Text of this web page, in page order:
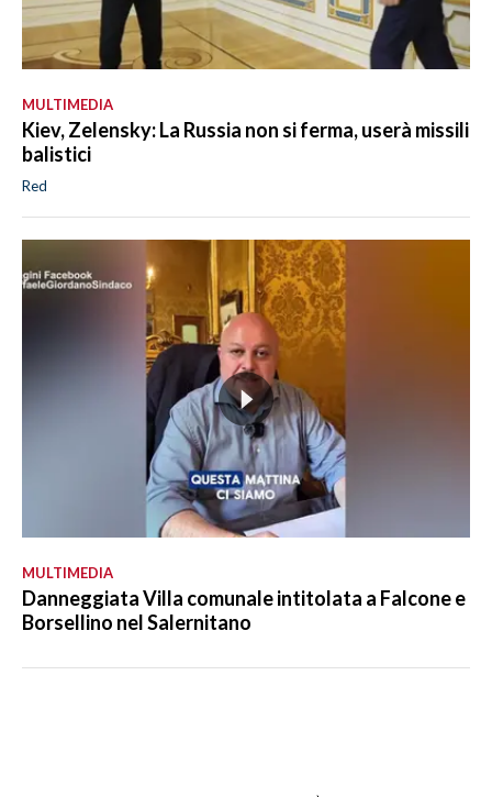
MULTIMEDIA
Kiev, Zelensky: La Russia non si ferma, userà missili
balistici
Red
MULTIMEDIA
Danneggiata Villa comunale intitolata a Falcone e
Borsellino nel Salernitano